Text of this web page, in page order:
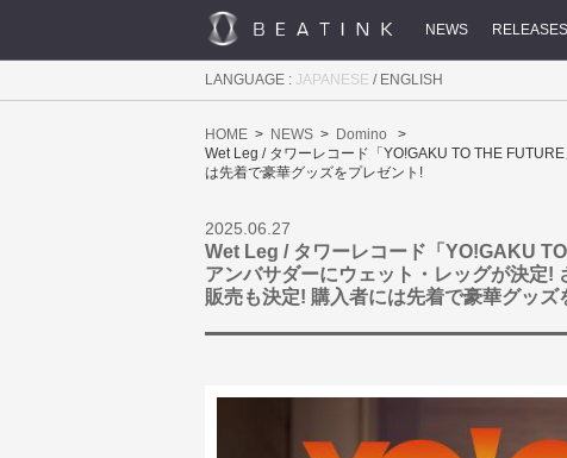
NEWS RELEASES
LANGUAGE : JAPANESE / ENGLISH
HOME NEWS
Domino
Wet Leg / タワーレコード「YO!GAKU TO THE
は先着で豪華グッズをプレゼント!
2025.06.27
Wet Leg / タワーレコード「YO!GAKU
アンバサダーにウェット・レッグが決定!
販売も決定! 購入者には先着で豪華グッズ